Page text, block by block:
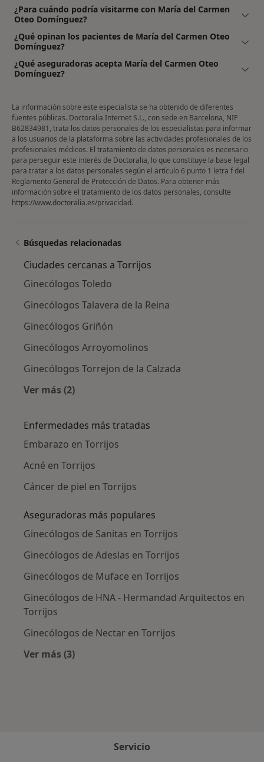
¿Para cuándo podría visitarme con María del Carmen
Oteo Domínguez?
¿Qué opinan los pacientes de María del Carmen Oteo
Domínguez?
¿Qué aseguradoras acepta María del Carmen Oteo
Domínguez?
La información sobre este especialista se ha obtenido de diferentes
fuentes públicas. Doctoralia Internet S.L., con sede en Barcelona, NIF
B62834981, trata los datos personales de los especialistas para informar
a los usuarios de la plataforma sobre las actividades profesionales de los
profesionales médicos. El tratamiento de datos personales es necesario
para perseguir este interés de Doctoralia, lo que constituye la base legal
para tratar a los datos personales según el artículo 6 punto 1 letra f del
Reglamento General de Protección de Datos. Para obtener más
información sobre el tratamiento de los datos personales, consulte
https://www.doctoralia.es/privacidad.
Búsquedas relacionadas
Ciudades cercanas a Torrijos
Ginecólogos Toledo
Ginecólogos Talavera de la Reina
Ginecólogos Griñón
Ginecólogos Arroyomolinos
Ginecólogos Torrejon de la Calzada
Ver más (2)
Enfermedades más tratadas
Embarazo en Torrijos
Acné en Torrijos
Cáncer de piel en Torrijos
Aseguradoras más populares
Ginecólogos de Sanitas en Torrijos
Ginecólogos de Adeslas en Torrijos
Ginecólogos de Muface en Torrijos
Ginecólogos de HNA - Hermandad Arquitectos en
Torrijos
Ginecólogos de Nectar en Torrijos
Ver más (3)
Servicio